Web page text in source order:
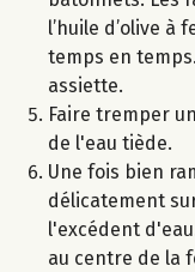
l’huile d’olive à
temps en
assiette.
Faire tremper
de l'eau tiède.
Une fois bien
délicatement
l'excédent
au centre de la